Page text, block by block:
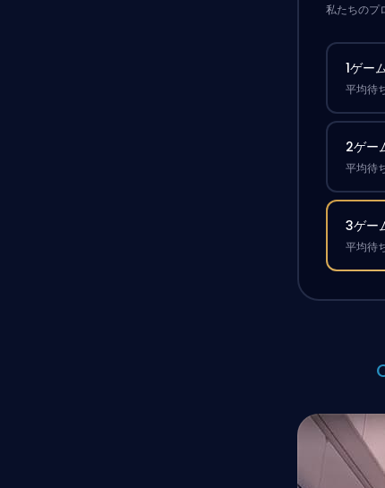
私たちのプ
1ゲー
平均待
2ゲー
平均待
3ゲー
平均待